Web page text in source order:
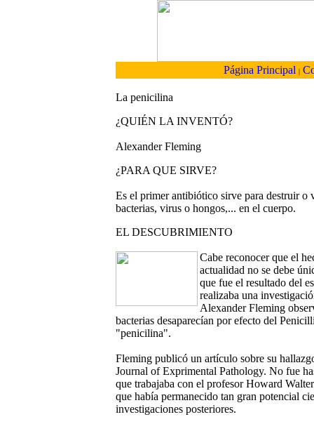
Página Principal |
La penicilina
¿QUIÉN LA INVENTÓ?
Alexander Fleming
¿PARA QUE SIRVE?
Es el primer antibiótico sirve para destruir
bacterias, virus o hongos,... en el cuerpo.
EL DESCUBRIMIENTO
Cabe reconocer que el
actualidad no se debe
que fue el resultado del
realizaba una
Alexander Fleming
bacterias desaparecían por efecto del
"penicilina".
Fleming publicó un artículo sobre su
Journal of Exprimental Pathology. No fue
que trabajaba con el profesor Howard
que había permanecido tan gran potencial
investigaciones posteriores.